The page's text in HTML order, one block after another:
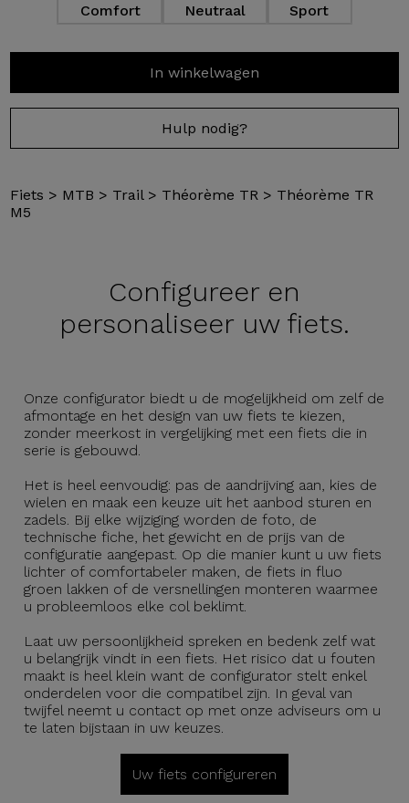
Comfort Neutraal Sport
In winkelwagen
Hulp nodig?
Fiets > MTB > Trail > Théorème TR > Théorème TR
M5
Configureer en
personaliseer uw fiets.
Onze configurator biedt u de mogelijkheid om zelf de
afmontage en het design van uw fiets te kiezen,
zonder meerkost in vergelijking met een fiets die in
serie is gebouwd.
Het is heel eenvoudig: pas de aandrijving aan, kies de
wielen en maak een keuze uit het aanbod sturen en
zadels. Bij elke wijziging worden de foto, de
technische fiche, het gewicht en de prijs van de
configuratie aangepast. Op die manier kunt u uw fiets
lichter of comfortabeler maken, de fiets in fluo
groen lakken of de versnellingen monteren waarmee
u probleemloos elke col beklimt.
Laat uw persoonlijkheid spreken en bedenk zelf wat
u belangrijk vindt in een fiets. Het risico dat u fouten
maakt is heel klein want de configurator stelt enkel
onderdelen voor die compatibel zijn. In geval van
twijfel neemt u contact op met onze adviseurs om u
te laten bijstaan in uw keuzes.
Uw fiets configureren